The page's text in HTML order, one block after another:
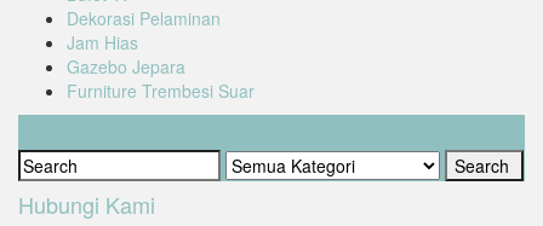
Dekorasi Pelaminan
Jam Hias
Gazebo Jepara
Furniture Trembesi Suar
Cari Produk
Hubungi Kami